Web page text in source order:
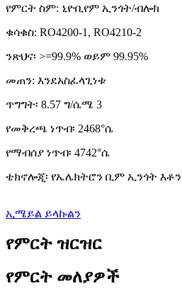
የምርት ስም: ኒዮቢየም ኢንጎት/ብሎክ
ቁሳቁስ: RO4200-1, RO4210-2
ንጽህና፡ >=99.9% ወይም 99.95%
መጠን: እንደአስፈላጊነቱ
ጥግግት፡ 8.57 ግ/ሴሜ 3
የመቅረጫ ነጥብ፡ 2468°ሴ
የማብሰያ ነጥብ፡ 4742°ሴ
ቴክኖሎጂ፡ የኤሌክትሮን ቢም ኢንጎት እቶን
ኢሜይል ይላኩልን
የምርት ዝርዝር
የምርት መለያዎች